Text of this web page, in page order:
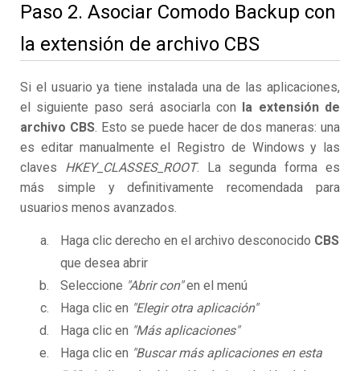
Paso 2. Asociar Comodo Backup con
la extensión de archivo CBS
Si el usuario ya tiene instalada una de las aplicaciones,
el siguiente paso será asociarla con la extensión de
archivo CBS. Esto se puede hacer de dos maneras: una
es editar manualmente el Registro de Windows y las
claves HKEY_CLASSES_ROOT. La segunda forma es
más simple y definitivamente recomendada para
usuarios menos avanzados.
Haga clic derecho en el archivo desconocido CBS
que desea abrir
Seleccione "Abrir con"en el menú
Haga clic en "Elegir otra aplicación"
Haga clic en "Más aplicaciones"
Haga clic en "Buscar más aplicaciones en esta